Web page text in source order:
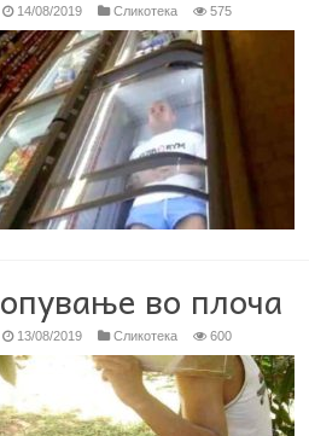
14/08/2019 Сликотека 575
во плоча
13/08/2019 Сликотека 600